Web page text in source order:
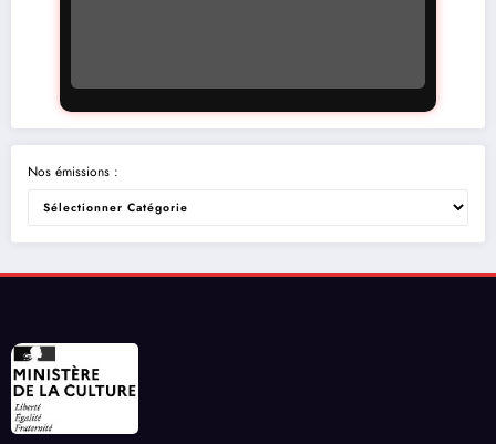
Nos émissions :